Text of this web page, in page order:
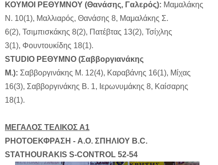
ΚΟΥΜΟΙ ΡΕΘΥΜΝΟΥ (Θανάσης, Γαλερός): Μαμαλάκης
Ν. 10(1), Μαλλιαρός, Θανάσης 8, Μαμαλάκης Σ.
6(2), Τσιμπισκάκης 8(2), Πατέβτας 13(2), Τσίχλης
3(1), Φουντουκίδης 18(1).
STUDIO ΡΕΘΥΜΝΟ (Σαββοργιανάκης
Μ.): Σαββοργινάκης Μ. 12(4), Καραβάνης 16(1), Μίχας
16(3), Σαββοργινάκης Β. 1, Ιερωνυμάκης 8, Καίσαρης
18(1).
ΜΕΓΑΛΟΣ ΤΕΛΙΚΟΣ Α1
PHOTOΕΚΦΡΑΣΗ - Α.Ο. ΣΠΗΛΙΟΥ B.C.
STATHOURAKIS S-CONTROL 52-54